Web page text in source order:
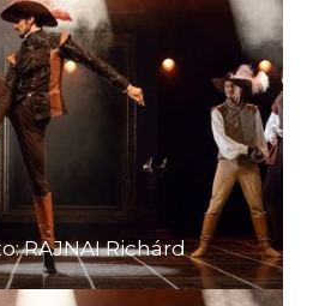
RAJNAI Richárd